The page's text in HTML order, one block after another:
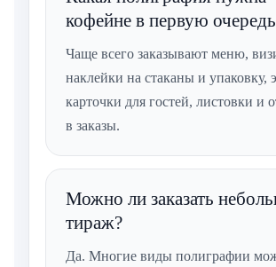
кофейне в первую
Чаще всего заказывают меню,
наклейки на стаканы и упаковку,
карточки для гостей, листовки и
в заказы.
Можно ли заказать
тираж?
Да. Многие виды полиграфии